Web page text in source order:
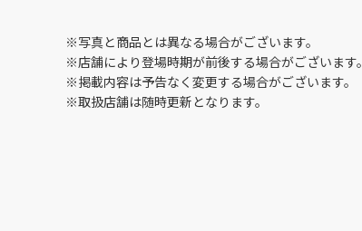
※写真と商品とは異なる場合がございます。
※店舗により登場時期が前後する場合がございます。
※掲載内容は予告なく変更する場合がございます。
※取扱店舗は随時更新となります。